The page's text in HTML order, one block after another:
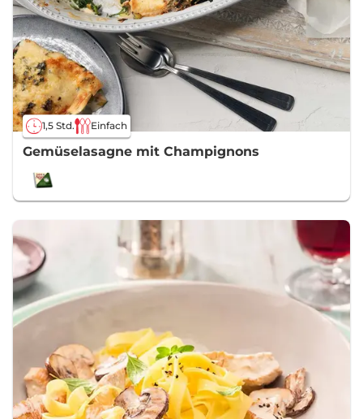
1,5 Std. Einfach
Gemüselasagne mit Champignons